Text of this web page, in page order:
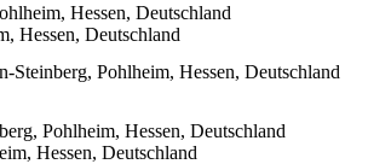
Hessen, Deutschland
Hessen, Deutschland
Steinberg, Pohlheim, Hessen, Deutschland
Pohlheim, Hessen, Deutschland
Hessen, Deutschland